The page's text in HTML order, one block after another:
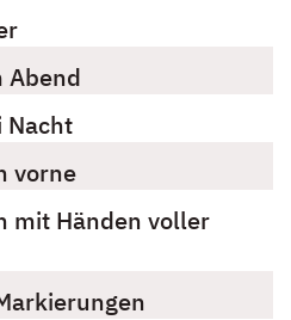
Abend
Nacht
vorne
mit Händen voller